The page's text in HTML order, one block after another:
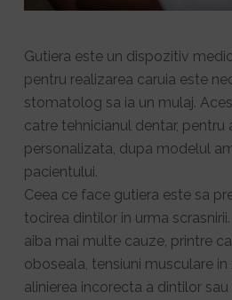
Gutiera este un dispozitiv
pentru realizarea caruia este
stomatolog sa ia un mulaj.
catre tehnicianul dentar,
personalizata, dupa modelul
pacientului.
Ceea ce face gutiera este sa
tocirea dintilor in urma
aiba mai multe cauze, printre
oboseala, tensiuni musculare in
alinierea incorecta a dintilor